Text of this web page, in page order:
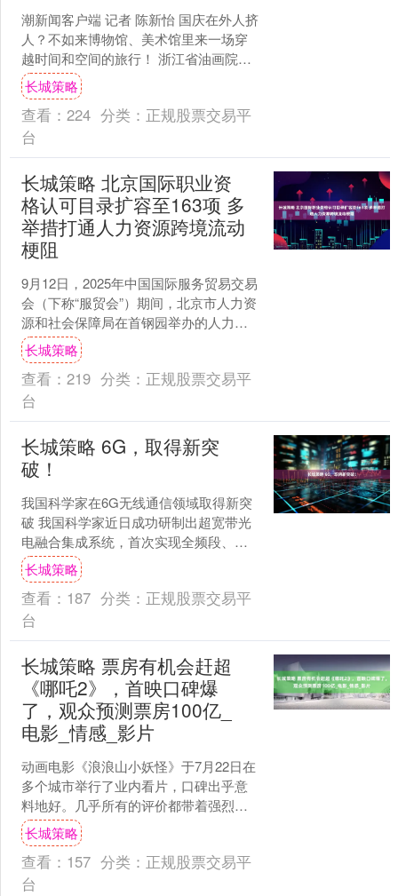
潮新闻客户端 记者 陈新怡 国庆在外人挤
人？不如来博物馆、美术馆里来一场穿
越时间和空间的旅行！ 浙江省油画院
的“浙里乡韵——浙江省2025年绘画写生
展”、杭州市....
长城策略
查看： 224 分类： 正规股票交易平
台
长城策略 北京国际职业资
格认可目录扩容至163项 多
举措打通人力资源跨境流动
梗阻
9月12日，2025年中国国际服务贸易交易
会（下称“服贸会”）期间，北京市人力资
源和社会保障局在首钢园举办的人力资
源服务业产业融合与创新发展大会，首
次升级为服贸....
长城策略
查看： 219 分类： 正规股票交易平
台
长城策略 6G，取得新突
破！
我国科学家在6G无线通信领域取得新突
破 我国科学家近日成功研制出超宽带光
电融合集成系统，首次实现全频段、灵
活可调谐的高速无线通信，有望为未来
更畅通可靠的6G无线....
长城策略
查看： 187 分类： 正规股票交易平
台
长城策略 票房有机会赶超
《哪吒2》，首映口碑爆
了，观众预测票房100亿_
电影_情感_影片
动画电影《浪浪山小妖怪》于7月22日在
多个城市举行了业内看片，口碑出乎意
料地好。几乎所有的评价都带着强烈的
肯定与惊讶，尤其是在微博上的大V评价
中，纷纷给出五星好....
长城策略
查看： 157 分类： 正规股票交易平
台